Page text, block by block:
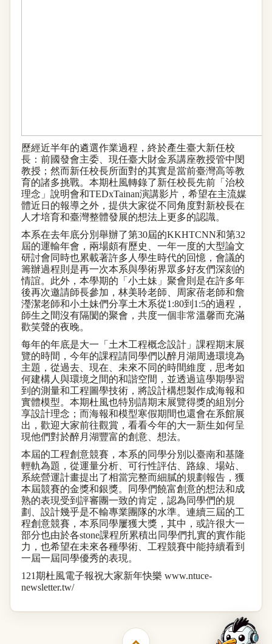
歷經近半年的遴選作業過程，終於產生臺大新任校
長：前國發會主委、現任臺大財金系講座教授管中閔
教授；然而新任校長所面對的其實是當前臺灣高等教
育的諸多挑戰。本期杜風轉錄了新任校長先前 「治校
理念」說明會和TEDxTainan演講影片，希望在主流媒
體近日的報導之外，提供大家從不同角度對新校長在
人才培育和臺灣整體發展的想法上更多的認識。
本系在去年底分別舉辦了第30屆的KKHTCNN和第32
屆的運輸年會，兩場頗有歷史、一年一度的大型論文
研討會同時也累載著許多人學生時代的回憶，會議的
籌辦過程則是再一次本系與學術界眾多好友們深刻的
情誼。此外，本學期的「小土妹」聚會則是在許多年
後再次邀請師長參加，林美聆老師、周家蓓老師和詹
瀅潔老師和小土妹們分享土木系從1:80到 1:5的過程，
師生之間沒有隔閡的聚會，共度一個非常溫馨而充滿
歡笑聲的夜晚。
每年的年底是大一「土木工程概念設計」課程期末展
覽的時間，今年的課程請同學們以醉月湖周邊環境為
主題，從過去、現在、未來不同的時間維度，思考如
何建構人與環境之間的和諧空間，並透過這學期學習
到的測量和工程圖學技術，將設計構想製作成海報和
實體模型。本期杜風也特別請期末展覽得獎的組別分
享設計理念；而海報和模型寒假期間也還會在系館展
出，歡迎大家前往觀賞，看看今年的大一新生如何呈
現他們對於醉月湖豐富的創意、想法。
本屆的工程創意競賽，本系的同學分別以臺南和基隆
輕軌為題，從運量分析、可行性評估、路線、場站、
系統營運計畫提出了相當完整而細膩的規劃報告，獲
本屆競賽的金獎和銀獎。同學們饒富創意的想法和成
熟的表現受到評審團一致的肯定，認為同學們的規
劃、設計幾乎是不輸專業團隊的水準。連續三屆的工
程創意競賽，本系同學屢獲大獎，其中，或許很大一
部分也由於各stone課程所累積出同學們扎實的實作能
力，也希望在未來各種學術、工程競賽中能持續看到
一屆一屆同學優秀的表現。
121期杜風電子報祝大家新年快樂 www.ntuce-
newsletter.tw/